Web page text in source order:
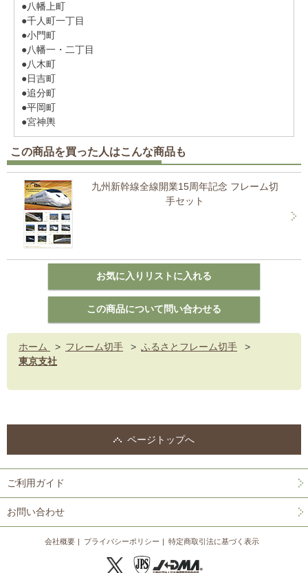
●八幡上町
●千人町一丁目
●小門町
●八幡一・二丁目
●八木町
●日吉町
●追分町
●平岡町
●宮神輿
この商品を買った人はこんな商品も
九州新幹線全線開業15周年記念 フレーム切
手セット
ホーム > フレーム切手 > ふるさとフレーム切手
>
東京支社
ページトップへ
ご利用ガイド
お問い合わせ
会社概要 プライバシーポリシー 特定商取引法に基づく表示